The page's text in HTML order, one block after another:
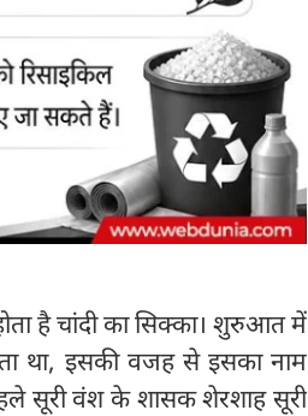
है चांदी का सिक्का। शुरुआत में
था, इसकी वजह से इसका नाम
सूरी वंश के शासक शेरशाह सूरी